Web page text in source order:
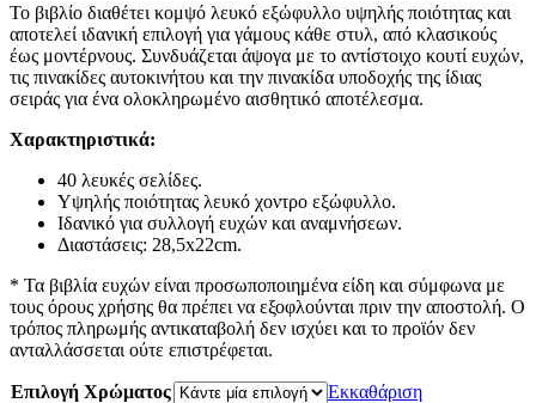
Το βιβλίο διαθέτει κομψό λευκό εξώφυλλο υψηλής ποιότητας και
αποτελεί ιδανική επιλογή για γάμους κάθε στυλ, από κλασικούς
έως μοντέρνους. Συνδυάζεται άψογα με το αντίστοιχο κουτί ευχών,
τις πινακίδες αυτοκινήτου και την πινακίδα υποδοχής της ίδιας
σειράς για ένα ολοκληρωμένο αισθητικό αποτέλεσμα.
Χαρακτηριστικά:
40 λευκές σελίδες.
Υψηλής ποιότητας λευκό χοντρο εξώφυλλο.
Ιδανικό για συλλογή ευχών και αναμνήσεων.
Διαστάσεις: 28,5x22cm.
* Τα βιβλία ευχών είναι προσωποποιημένα είδη και σύμφωνα με
τους όρους χρήσης θα πρέπει να εξοφλούνται πριν την αποστολή. Ο
τρόπος πληρωμής αντικαταβολή δεν ισχύει και το προϊόν δεν
ανταλλάσσεται ούτε επιστρέφεται.
Επιλογή Χρώματος
Εκκαθάριση